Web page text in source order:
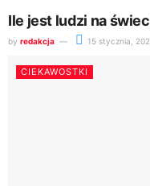
Ile jest ludzi na
by redakcja 15 stycznia,
CIEKAWOSTKI